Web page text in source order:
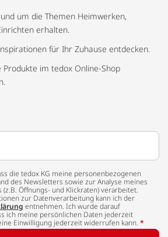
um die Themen Heimwerken,
erhalten.
für Ihr Zuhause entdecken.
im tedox Online-Shop
die tedox KG meine personenbezogenen
des Newsletters sowie zur Analyse meines
Öffnungs- und Klickraten) verarbeitet.
zur Datenverarbeitung kann ich der
entnehmen. Ich wurde darauf
ich meine persönlichen Daten jederzeit
Einwilligung jederzeit widerrufen kann. *